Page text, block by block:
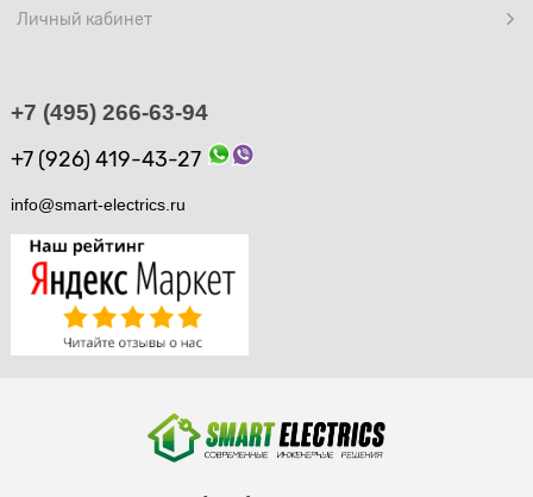
Личный кабинет
+7 (495) 266-63-94
+7 (926) 419-43-27
info@smart-electrics.ru